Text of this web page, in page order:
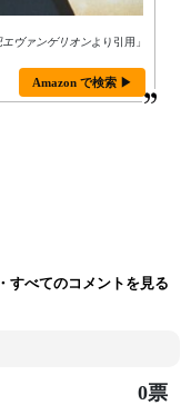
エヴァンゲリオンより引用」
Amazon で検索 ▶
すべてのコメントを見る
0票